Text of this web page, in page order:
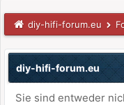
diy-hifi-forum.eu
diy-hifi-forum.eu
Sie sind entweder